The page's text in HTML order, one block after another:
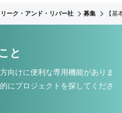
ーク・アンド・リバー社 募集 【
と
向けに便利な専用機能がありま
にプロジェクトを探してくださ